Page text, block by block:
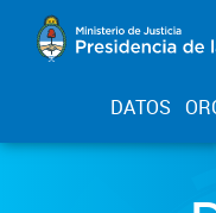
DATOS